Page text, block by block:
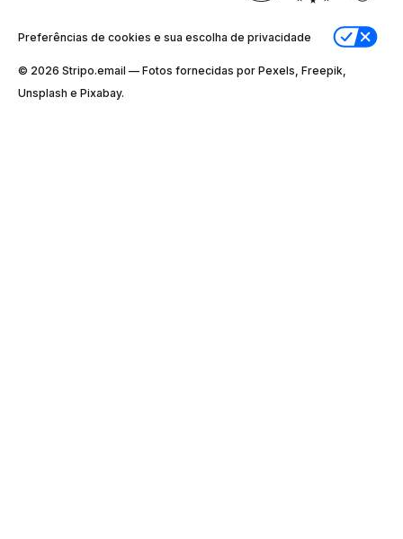
Preferências de cookies e sua escolha de privacidade
© 2026 Stripо.email — Fotos fornecidas por Pexels, Freepik,
Unsplash e Pixabay.